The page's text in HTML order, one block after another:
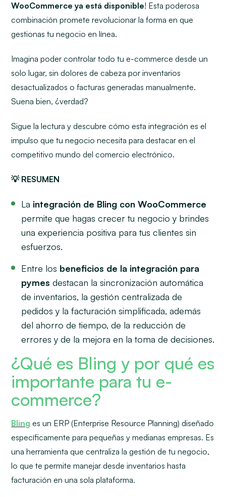
WooCommerce ya está disponible! Esta poderosa
combinación promete revolucionar la forma en que
gestionas tu negocio en línea.
Imagina poder controlar todo tu e-commerce desde un
solo lugar, sin dolores de cabeza por inventarios
desactualizados o facturas generadas manualmente.
Suena bien, ¿verdad?
Sigue la lectura y descubre cómo esta integración es el
impulso que tu negocio necesita para destacar en el
competitivo mundo del comercio electrónico.
💡 RESUMEN
La integración de Bling con WooCommerce
permite que hagas crecer tu negocio y brindes
una experiencia positiva para tus clientes sin
esfuerzos.
Entre los beneficios de la integración para
pymesdestacan la sincronización automática
de inventarios, la gestión centralizada de
pedidos y la facturación simplificada, además
del ahorro de tiempo, de la reducción de
errores y de la mejora en la toma de decisiones.
¿Qué es Bling y por qué es
importante para tu e-
commerce?
Bling es un ERP (Enterprise Resource Planning) diseñado
específicamente para pequeñas y medianas empresas. Es
una herramienta que centraliza la gestión de tu negocio,
lo que te permite manejar desde inventarios hasta
facturación en una sola plataforma.